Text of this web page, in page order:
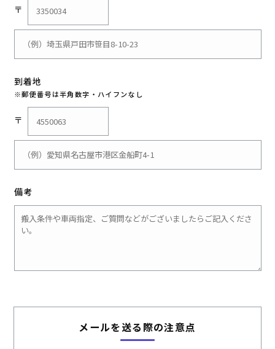
〒
到着地
※郵便番号は半角数字・ハイフンなし
〒
備考
メールを送る際の注意点